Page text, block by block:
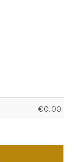
€0.00